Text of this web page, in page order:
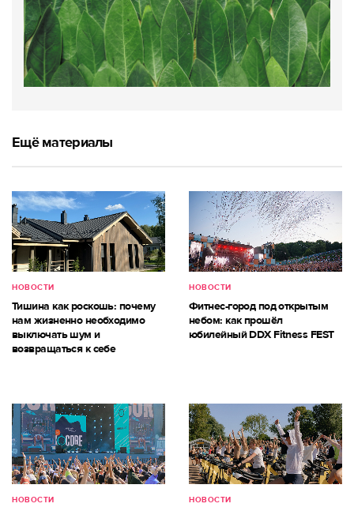
Ещё материалы
НОВОСТИ
Тишина как роскошь: почему
нам жизненно необходимо
выключать шум и
возвращаться к себе
НОВОСТИ
Фитнес-город под открытым
небом: как прошёл
юбилейный DDX Fitness FEST
НОВОСТИ НОВОСТИ